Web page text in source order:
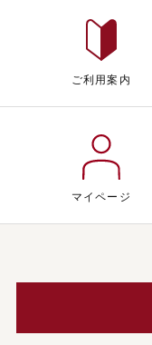
ご利用案内
マイページ